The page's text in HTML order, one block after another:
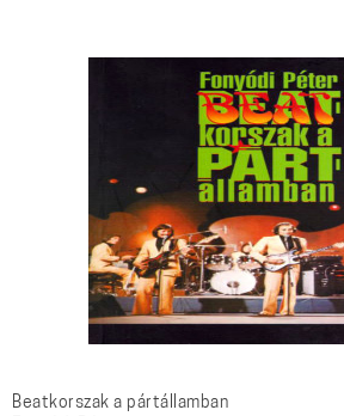
Beatkorszak a pártállamban